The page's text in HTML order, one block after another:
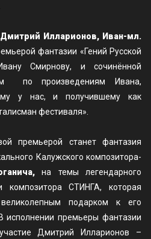
Илларионов, Иван-мл.
фантазии «Гений Русской
Смирнову, и сочинённой
по произведениям Ивана,
у нас, и получившему как
фестиваля».
премьерой станет фантазия
Калужского композитора-
на темы легендарного
композитора СТИНГА, которая
подарком к его
премьеры фантазии
Дмитрий Илларионов –